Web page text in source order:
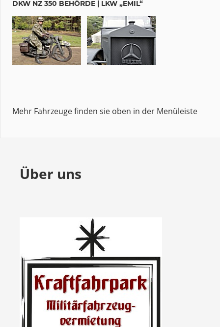
DKW NZ 350 BEHÖRDE | LKW „EMIL“
Mehr Fahrzeuge finden sie oben in der Menüleiste
Über uns